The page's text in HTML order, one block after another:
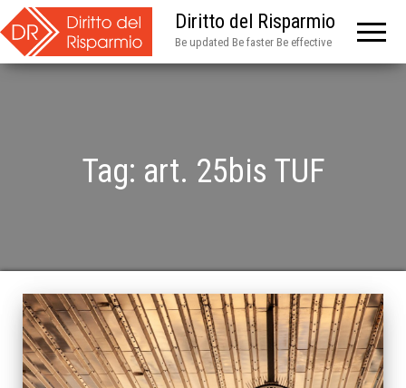
Diritto del Risparmio
Be updated Be faster Be effective
Tag: art. 25bis TUF